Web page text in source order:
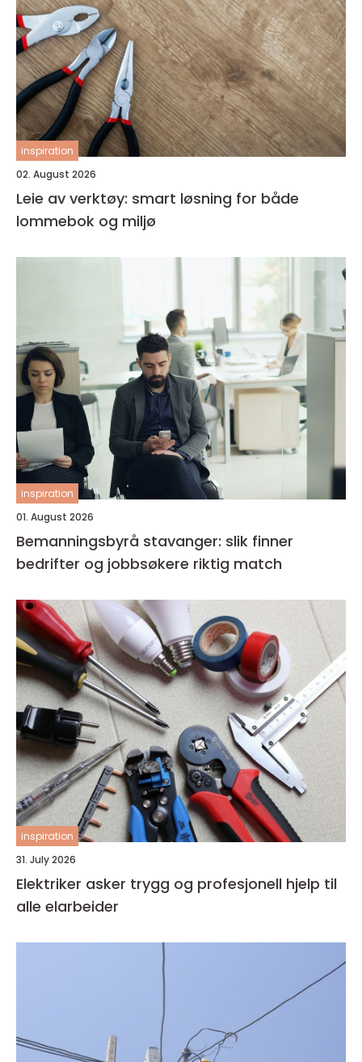
inspiration
02. August 2026
Leie av verktøy: smart løsning for både
lommebok og miljø
inspiration
01. August 2026
Bemanningsbyrå stavanger: slik finner
bedrifter og jobbsøkere riktig match
inspiration
31. July 2026
Elektriker asker trygg og profesjonell hjelp til
alle elarbeider